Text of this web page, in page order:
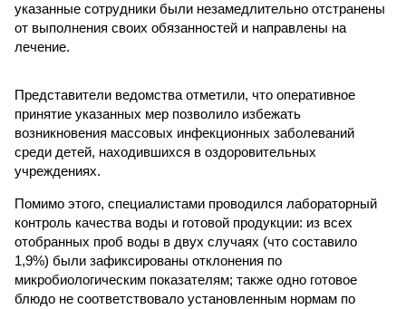
указанные сотрудники были незамедлительно отстранены
от выполнения своих обязанностей и направлены на
лечение.
Представители ведомства отметили, что оперативное
принятие указанных мер позволило избежать
возникновения массовых инфекционных заболеваний
среди детей, находившихся в оздоровительных
учреждениях.
Помимо этого, специалистами проводился лабораторный
контроль качества воды и готовой продукции: из всех
отобранных проб воды в двух случаях (что составило
1,9%) были зафиксированы отклонения по
микробиологическим показателям; также одно готовое
блюдо не соответствовало установленным нормам по